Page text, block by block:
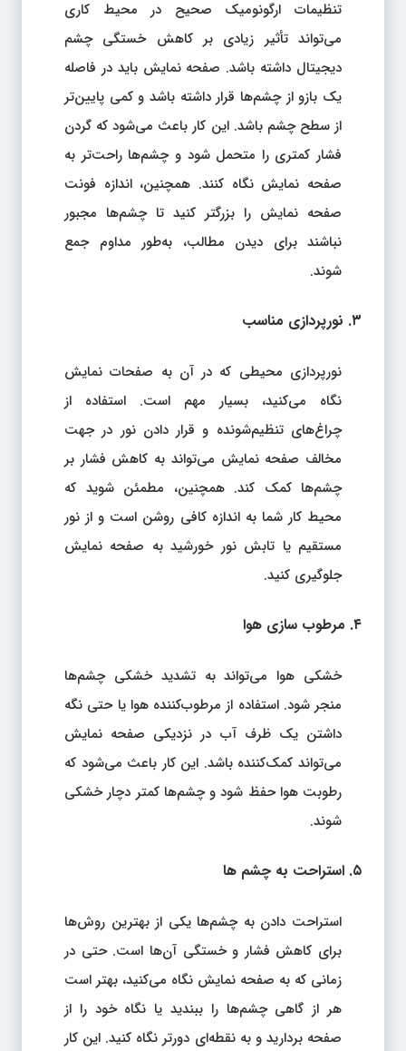
تنظیمات ارگونومیک صحیح در محیط کاری
می‌تواند تأثیر زیادی بر کاهش خستگی چشم
دیجیتال داشته باشد. صفحه نمایش باید در فاصله
یک بازو از چشم‌ها قرار داشته باشد و کمی پایین‌تر
از سطح چشم باشد. این کار باعث می‌شود که گردن
فشار کمتری را متحمل شود و چشم‌ها راحت‌تر به
صفحه نمایش نگاه کنند. همچنین، اندازه فونت
صفحه نمایش را بزرگتر کنید تا چشم‌ها مجبور
نباشند برای دیدن مطالب، به‌طور مداوم جمع
شوند.
۳. نورپردازی مناسب
نورپردازی محیطی که در آن به صفحات نمایش
نگاه می‌کنید، بسیار مهم است. استفاده از
چراغ‌های تنظیم‌شونده و قرار دادن نور در جهت
مخالف صفحه نمایش می‌تواند به کاهش فشار بر
چشم‌ها کمک کند. همچنین، مطمئن شوید که
محیط کار شما به اندازه کافی روشن است و از نور
مستقیم یا تابش نور خورشید به صفحه نمایش
جلوگیری کنید.
۴. مرطوب‌ سازی هوا
خشکی هوا می‌تواند به تشدید خشکی چشم‌ها
منجر شود. استفاده از مرطوب‌کننده هوا یا حتی نگه
داشتن یک ظرف آب در نزدیکی صفحه نمایش
می‌تواند کمک‌کننده باشد. این کار باعث می‌شود که
رطوبت هوا حفظ شود و چشم‌ها کمتر دچار خشکی
شوند.
۵. استراحت به چشم‌ ها
استراحت دادن به چشم‌ها یکی از بهترین روش‌ها
برای کاهش فشار و خستگی آن‌ها است. حتی در
زمانی که به صفحه نمایش نگاه می‌کنید، بهتر است
هر از گاهی چشم‌ها را ببندید یا نگاه خود را از
صفحه بردارید و به نقطه‌ای دورتر نگاه کنید. این کار